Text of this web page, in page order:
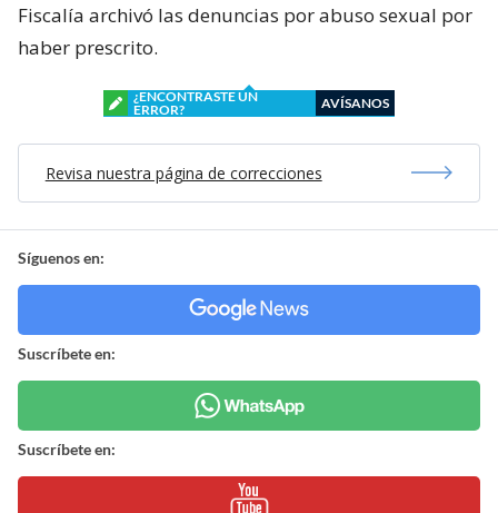
Fiscalía archivó las denuncias por abuso sexual por
haber prescrito.
¿ENCONTRASTE UN
ERROR?
AVÍSANOS
Revisa nuestra página de correcciones
Síguenos en:
Suscríbete en:
Suscríbete en: